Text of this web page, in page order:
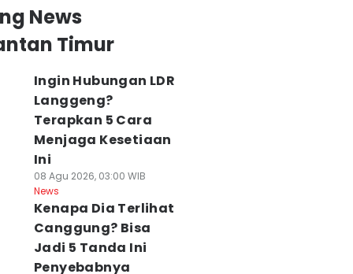
News
Timur
Ingin Hubungan LDR
Langgeng?
Terapkan 5 Cara
Menjaga Kesetiaan
Ini
08 Agu 2026, 03:00 WIB
News
Kenapa Dia Terlihat
Canggung? Bisa
Jadi 5 Tanda Ini
Penyebabnya